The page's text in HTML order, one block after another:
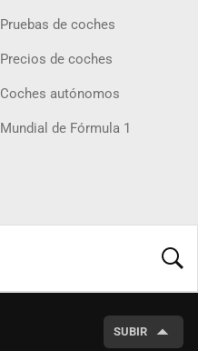
Pruebas de coches
Precios de coches
Coches autónomos
Mundial de Fórmula 1
SUBIR